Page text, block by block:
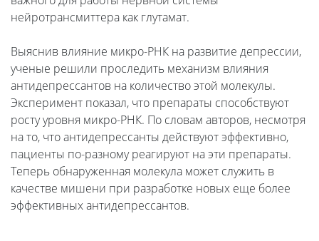
нейротрансмиттера как глутамат.
Выяснив влияние микро-РНК на развитие депрессии,
ученые решили проследить механизм влияния
антидепрессантов на количество этой молекулы.
Эксперимент показал, что препараты способствуют
росту уровня микро-РНК. По словам авторов, несмотря
на то, что антидепрессанты действуют эффективно,
пациенты по-разному реагируют на эти препараты.
Теперь обнаруженная молекула может служить в
качестве мишени при разработке новых еще более
эффективных антидепрессантов.